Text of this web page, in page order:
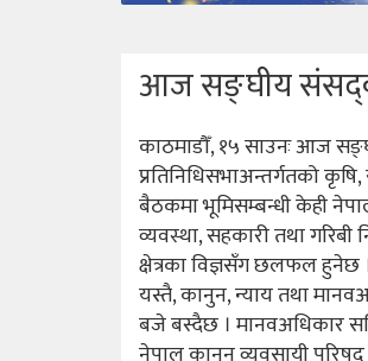
आज सङ्घीय
काठमाडौँ, १५ साउनः आज
प्रतिनिधिसभाअन्तर्गतको
बैठकमा भूमिसम्बन्धी केही
व्यवस्था, सहकारी तथा
क्षेत्रका विज्ञसँग छलफल हुनेछ
यस्तै, कानुन, न्याय तथा
बजे बस्दैछ । मानवअधिकार